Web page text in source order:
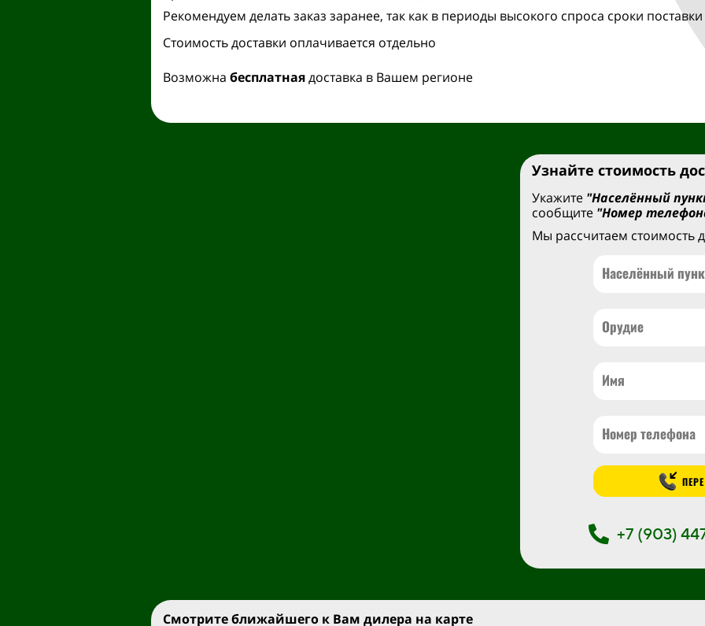
Рекомендуем делать заказ заранее, так как в периоды высокого спроса сроки
Стоимость доставки оплачивается отдельно
Возможна бесплатнаядоставка в Вашем регионе
Узнайте стоимость
Укажите "Населённый
сообщите "Номер
Мы рассчитаем стоимость
+7 (903)
Смотрите ближайшего к Вам дилера на карте